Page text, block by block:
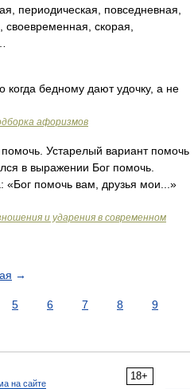
периодическая, повседневная,
своевременная, скорая,
бедному дают удочку, а не
афоризмов
Устарелый вариант помочь
в выражении Бог помочь.
помочь вам, друзья мои...»
и ударения в современном
→
5 6 7 8
9
18+
на сайте